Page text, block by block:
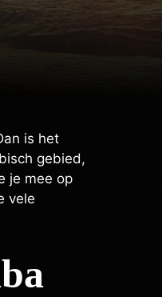
is het
gebied,
je mee op
vele